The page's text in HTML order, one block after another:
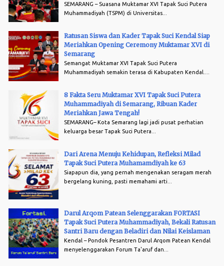
SEMARANG – Suasana Muktamar XVI Tapak Suci Putera
Muhammadiyah (TSPM) di Universitas...
Ratusan Siswa dan Kader Tapak Suci Kendal Siap
Meriahkan Opening Ceremony Muktamar XVI di
Semarang
Semangat Muktamar XVI Tapak Suci Putera
Muhammadiyah semakin terasa di Kabupaten Kendal....
8 Fakta Seru Muktamar XVI Tapak Suci Putera
Muhammadiyah di Semarang, Ribuan Kader
Meriahkan Jawa Tengah!
SEMARANG– Kota Semarang lagi jadi pusat perhatian
keluarga besar Tapak Suci Putera...
Dari Arena Menuju Kehidupan, Refleksi Milad
Tapak Suci Putera Muhamamdiyah ke 63
Siapapun dia, yang pernah mengenakan seragam merah
bergelang kuning, pasti memahami arti...
Darul Arqom Patean Selenggarakan FORTASI
Tapak Suci Putera Muhammadiyah, Bekali Ratusan
Santri Baru dengan Beladiri dan Nilai Keislaman
Kendal – Pondok Pesantren Darul Arqom Patean Kendal
menyelenggarakan Forum Ta'aruf dan...